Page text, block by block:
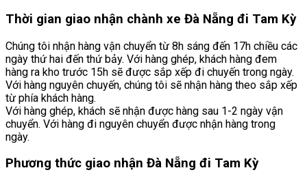
Thời gian giao nhận chành xe Đà Nẵng đi Tam Kỳ
Chúng tôi nhận hàng vận chuyển từ 8h sáng đến 17h chiều các
ngày thứ hai đến thứ bảy. Với hàng ghép, khách hàng đem
hàng ra kho trước 15h sẽ được sắp xếp đi chuyến trong ngày.
Với hàng nguyên chuyến, chúng tôi sẽ nhận hàng theo sắp xếp
từ phía khách hàng.
Với hàng ghép, khách sẽ nhận được hàng sau 1-2 ngày vận
chuyển. Với hàng đi nguyên chuyển được nhận hàng trong
ngày.
Phương thức giao nhận Đà Nẵng đi Tam Kỳ